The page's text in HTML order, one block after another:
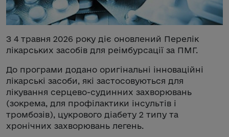
З 4 травня 2026 року діє оновлений Перелік
лікарських засобів для реімбурсації за ПМГ.
До програми додано оригінальні інноваційні
лікарські засоби, які застосовуються для
лікування серцево-судинних захворювань
(зокрема, для профілактики інсультів і
тромбозів), цукрового діабету 2 типу та
хронічних захворювань легень.